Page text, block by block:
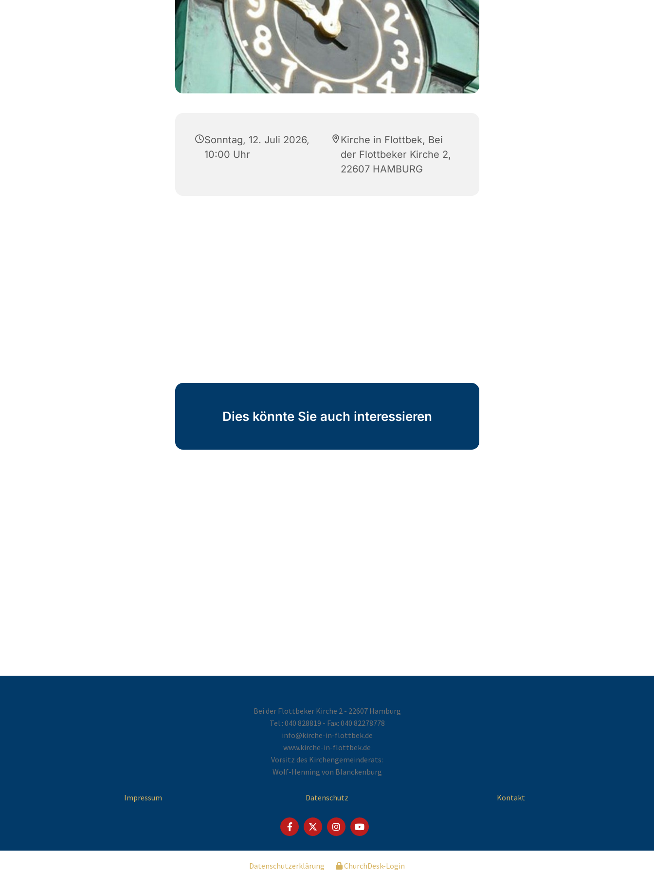
Sonntag, 12. Juli 2026,
10:00 Uhr
Kirche in Flottbek, Bei
der Flottbeker Kirche 2,
22607 HAMBURG
Dies könnte Sie auch interessieren
Bei der Flottbeker Kirche 2 - 22607 Hamburg
Tel.: 040 828819 - Fax: 040 82278778
info@kirche-in-flottbek.de
www.kirche-in-flottbek.de
Vorsitz des Kirchengemeinderats:
Wolf-Henning von Blanckenburg
Impressum Datenschutz Kontakt
Datenschutzerklärung ChurchDesk-Login